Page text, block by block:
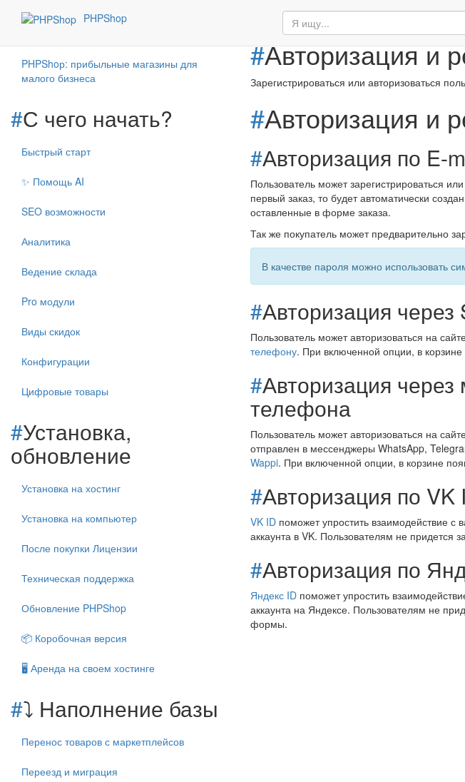
PHPShop
#
PHPShoр: прибыльные магазины для
малого бизнеса
#С чего начать?
Быстрый старт
✨ Помощь AI
SEO возможности
Аналитика
Ведение склада
Pro модули
Виды скидок
Конфигурации
Цифровые товары
#Установка,
обновление
Установка на хостинг
Установка на компьютер
После покупки Лицензии
Техническая поддержка
Обновление PHPShop
📦 Коробочная версия
🖥️ Аренда на своем хостинге
#⤵️ Наполнение базы
Перенос товаров с маркетплейсов
Переезд и миграция
Авторизация и регистрация
#Авторизация и
Зарегистрироваться или авторизоваться
#Авторизация и
#Авторизация по E-
Пользователь может зарегистрироваться
первый заказ, то будет автоматически
оставленные в форме заказа.
Так же покупатель может предварительно
В качестве пароля можно использовать
#Авторизация
Пользователь может авторизоваться на
телефону. При включенной опции, в
#Авторизация
телефона
Пользователь может авторизоваться на
отправлен в мессенджеры WhatsApp,
Wappi. При включенной опции, в корзине
#Авторизация по VK
VK ID поможет упростить взаимодействие
аккаунта в VK. Пользователям не придется
#Авторизация по
Яндекс ID поможет упростить
аккаунта на Яндексе. Пользователям не
формы.